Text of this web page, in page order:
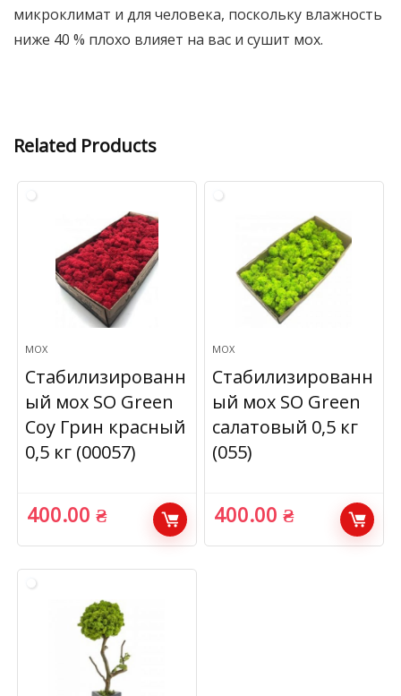
микроклимат и для человека, поскольку влажность
ниже 40 % плохо влияет на вас и сушит мох.
Related Products
МОХ
Стабилизированн
ый мох SO Green
Соу Грин красный
0,5 кг (00057)
400.00₴
МОХ
Стабилизированн
ый мох SO Green
салатовый 0,5 кг
(055)
400.00₴